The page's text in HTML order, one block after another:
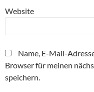
Website
Name, E-Mail-
Browser für meinen
speichern.